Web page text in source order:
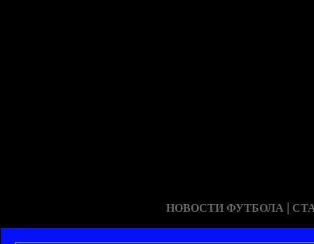
НОВОСТИ ФУТБОЛА |